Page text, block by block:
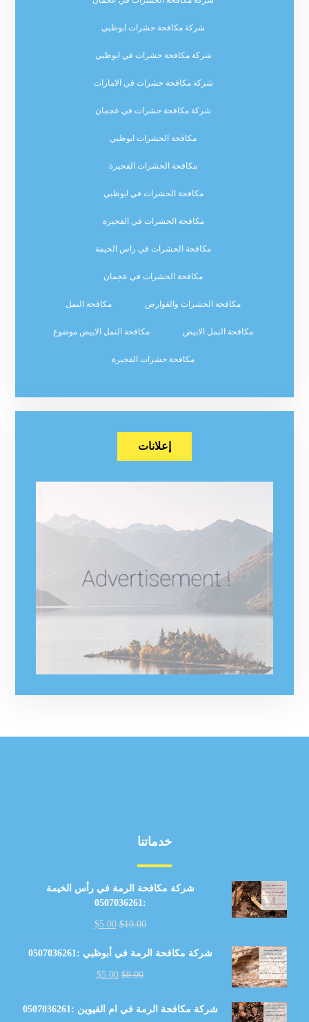
شركة مكافحة حشرات ابوظبي
شركة مكافحة حشرات في ابوظبي
شركة مكافحة حشرات في الامارات
شركة مكافحة حشرات في عجمان
مكافحة الحشرات ابوظبي
مكافحة الحشرات الفجيرة
مكافحة الحشرات في ابوظبي
مكافحة الحشرات في الفجيرة
مكافحة الحشرات في راس الخيمة
مكافحة الحشرات في عجمان
مكافحة الحشرات والقوارض مكافحة النمل
مكافحة النمل الابيض مكافحة النمل الابيض موضوع
مكافحة حشرات الفجيرة
إعلانات
خدماتنا
شركة مكافحة الرمة في رأس الخيمة
:0507036261
$10.00
$5.00
شركة مكافحة الرمة في أبوظبي :0507036261
$8.00
$5.00
شركة مكافحة الرمة في ام القيوين :0507036261